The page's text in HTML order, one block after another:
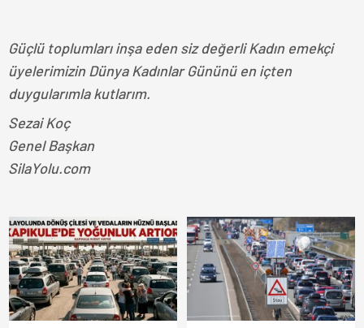
Güçlü toplumları inşa eden siz değerli Kadın emekçi
üyelerimizin Dünya Kadınlar Gününü en içten
duygularımla kutlarım.
Sezai Koç
Genel Başkan
SilaYolu.com